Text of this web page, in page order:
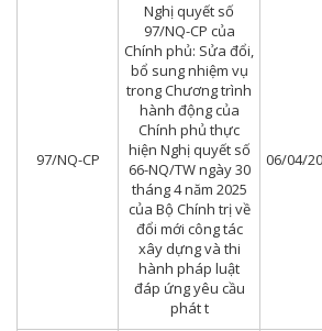
97/NQ-CP
Nghị quyết số
97/NQ-CP của
Chính phủ: Sửa đổi,
bổ sung nhiệm vụ
trong Chương trình
hành động của
Chính phủ thực
hiện Nghị quyết số
66-NQ/TW ngày 30
tháng 4 năm 2025
của Bộ Chính trị về
đổi mới công tác
xây dựng và thi
hành pháp luật
đáp ứng yêu cầu
phát t
06/04/